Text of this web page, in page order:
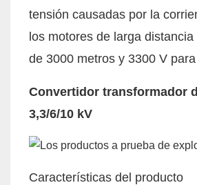
tensión causadas por la
los motores de larga
de 3000 metros y 3300 V
Convertidor transformador
3,3/6/10 kV
Características del producto